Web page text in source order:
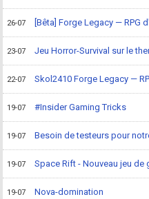
26-07 [Bêta] Forge Legacy — RPG
23-07 Jeu Horror-Survival sur le
22-07 Skol2410 Forge Legacy —
19-07 #Insider Gaming Tricks
19-07 Besoin de testeurs pour
19-07 Space Rift - Nouveau jeu
19-07 Nova-domination